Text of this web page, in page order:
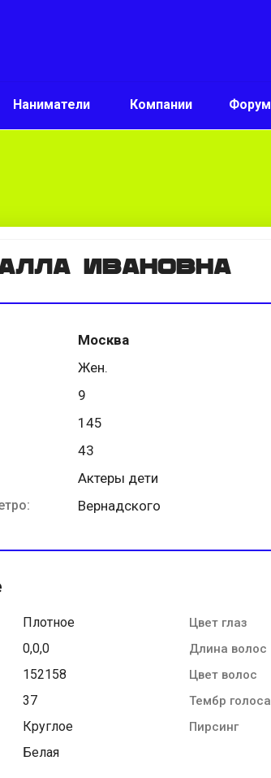
Наниматели Компании Форум
Ивановна
Москва
Жен.
9
145
43
Актеры дети
Вернадского
Плотное
0,0,0
152158
37
Круглое
Белая
Цвет глаз
Длина волос
Цвет волос
Тембр голоса
Пирсинг